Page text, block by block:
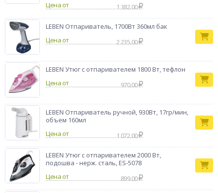
Цена от
1 382.00
LEBEN Отпариватель, 1700Вт 360мл бак
Цена от
2 235.00
LEBEN Утюг с отпаривателем 1800 Вт, тефлон
Цена от
970.00
LEBEN Отпариватель ручной, 930Вт, 17гр/мин,
объем 160мл
Цена от
1 072.00
LEBEN Утюг с отпаривателем 2000 Вт,
подошва - нерж. сталь, ES-5078
Цена от
899.00